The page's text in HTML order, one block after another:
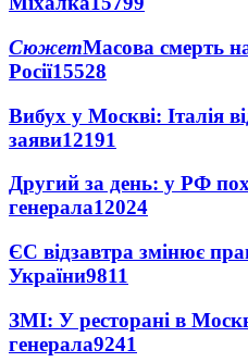
СюжетМасова смерть
Росії15528
Вибух у Москві: Італія
заяви12191
Другий за день: у РФ
генерала12024
ЄС відзавтра змінює
України9811
ЗМІ: У ресторані в
генерала9241